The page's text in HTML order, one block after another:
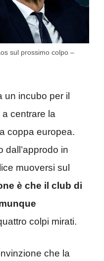
sul prossimo colpo –
un incubo per il
centrare la
coppa europea.
dall’approdo in
muoversi sul
è che il club di
colpi mirati.
che la